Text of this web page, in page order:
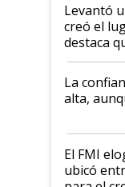
Levantó
creó el
destaca
plata a
Juan
que de
de Milei
La
alta,
El FMI
ubicó